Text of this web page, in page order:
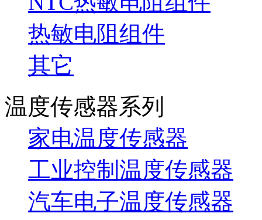
热敏电阻组件
其它
温度传感器系列
家电温度传感器
工业控制温度传感器
汽车电子温度传感器